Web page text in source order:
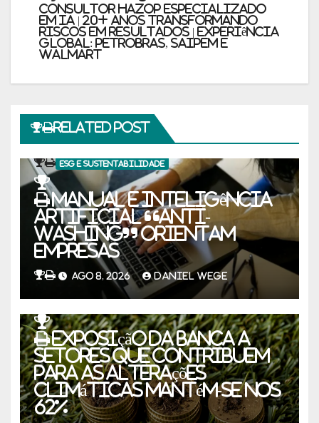
Consultor HAZOP Especializado
em IA | 20+ Anos Transformando
Riscos em Resultados | Experiência
Global: PETROBRAS, SAIPEM e
WALMART
Related Post
ESG E SUSTENTABILIDADE
Manual e inteligência
artificial “anti-
washing” orientam
empresas
AGO 8, 2026 DANIEL WEGE
Exposição da banca a
setores que contribuem
para as alterações
climáticas mantém-se nos
62%